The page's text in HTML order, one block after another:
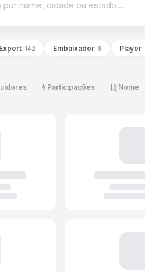
Expert 142 Embaixador 8 Player
Participações Nome